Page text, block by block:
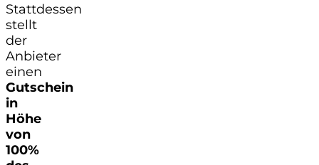
Stattdessen
stellt
der
Anbieter
einen
Gutschein
in
Höhe
von
100%